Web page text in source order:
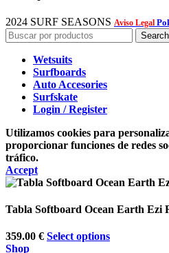
2024 SURF SEASONS Aviso Legal
Search
Wetsuits
Surfboards
Auto Accesories
Surfskate
Login / Register
Utilizamos cookies para
proporcionar funciones de redes
tráfico.
Accept
Tabla Softboard Ocean Earth Ezi
359.00 € Select options
Shop